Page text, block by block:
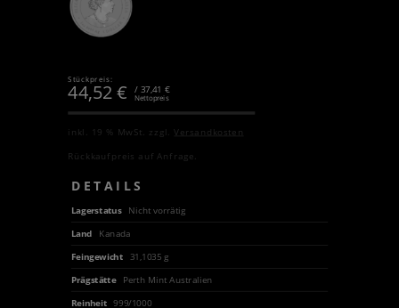
Stückpreis:
44,52€ / 37,41 €
Nettopreis
inkl. 19 % MwSt. zzgl.Versandkosten
Rückkaufpreis auf Anfrage.
DETAILS
Lagerstatus
Nicht vorrätig
Land
Kanada
Feingewicht
31,1035 g
Prägstätte
Perth Mint Australien
Reinheit 999/1000